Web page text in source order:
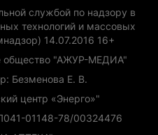
службой по надзору в
технологий и массовых
14.07.2016 16+
общество "АЖУР-МЕДИА"
Безменова Е. В.
центр «Энерго»"
01148-78/00324476